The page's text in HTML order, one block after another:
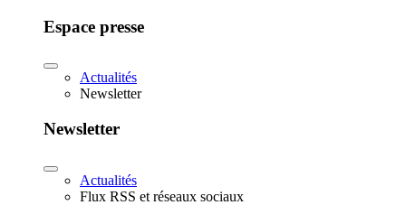
Espace presse
Actualités
Newsletter
Newsletter
Actualités
Flux RSS et réseaux sociaux